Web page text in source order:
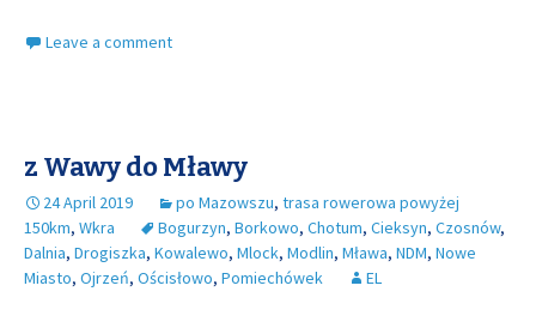
Leave a comment
z Wawy do Mławy
24 April 2019 po Mazowszu, trasa rowerowa powyżej
150km, Wkra Bogurzyn, Borkowo, Chotum, Cieksyn, Czosnów,
Dalnia, Drogiszka, Kowalewo, Mlock, Modlin, Mława, NDM, Nowe
Miasto, Ojrzeń, Ościsłowo, Pomiechówek EL